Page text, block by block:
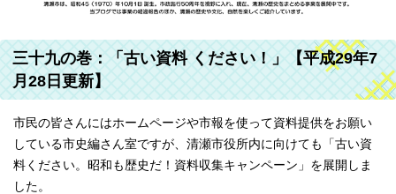
三十九の巻：「古い資料 ください！」【平成29年7
月28日更新】
市民の皆さんにはホームページや市報を使って資料提供をお願い
している市史編さん室ですが、清瀬市役所内に向けても「古い資
料ください。昭和も歴史だ！資料収集キャンペーン」を展開しま
した。